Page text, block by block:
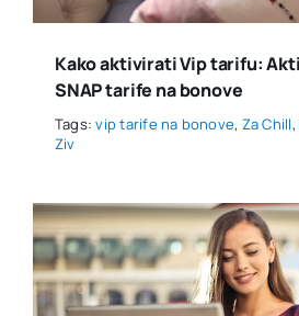
Kako aktivirati Vip tarifu:
SNAP tarife na bonove
Tags:vip tarife na bonove, Za Chill,
Ziv